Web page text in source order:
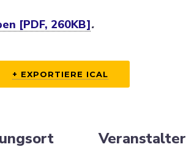
[PDF, 260KB].
+ EXPOR­TIERE ICAL
Veran­stalter